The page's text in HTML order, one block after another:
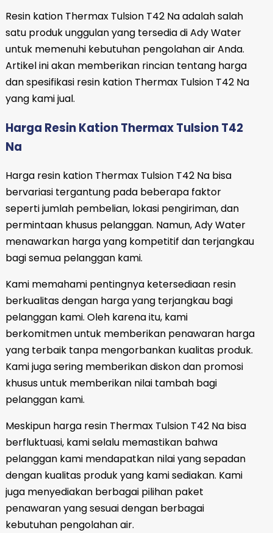
Resin kation Thermax Tulsion T42 Na adalah salah
satu produk unggulan yang tersedia di Ady Water
untuk memenuhi kebutuhan pengolahan air Anda.
Artikel ini akan memberikan rincian tentang harga
dan spesifikasi resin kation Thermax Tulsion T42 Na
yang kami jual.
Harga Resin Kation Thermax Tulsion T42
Na
Harga resin kation Thermax Tulsion T42 Na bisa
bervariasi tergantung pada beberapa faktor
seperti jumlah pembelian, lokasi pengiriman, dan
permintaan khusus pelanggan. Namun, Ady Water
menawarkan harga yang kompetitif dan terjangkau
bagi semua pelanggan kami.
Kami memahami pentingnya ketersediaan resin
berkualitas dengan harga yang terjangkau bagi
pelanggan kami. Oleh karena itu, kami
berkomitmen untuk memberikan penawaran harga
yang terbaik tanpa mengorbankan kualitas produk.
Kami juga sering memberikan diskon dan promosi
khusus untuk memberikan nilai tambah bagi
pelanggan kami.
Meskipun harga resin Thermax Tulsion T42 Na bisa
berfluktuasi, kami selalu memastikan bahwa
pelanggan kami mendapatkan nilai yang sepadan
dengan kualitas produk yang kami sediakan. Kami
juga menyediakan berbagai pilihan paket
penawaran yang sesuai dengan berbagai
kebutuhan pengolahan air.